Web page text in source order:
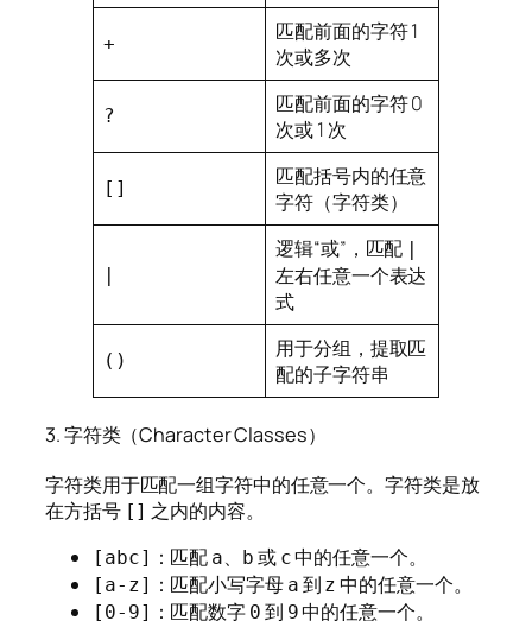
+
匹配前面的字符 1
次或多次
?
匹配前面的字符 0
次或 1 次
[]
匹配括号内的任意
字符（字符类）
逻辑“或”，匹配
左右任意一个表达
式
()
用于分组，提取匹
配的子字符串
3. 字符类（Character Classes）
字符类用于匹配一组字符中的任意一个。字符类是放
在方括号 [] 之内的内容。
[abc] ：匹配 a、 b 或 c中的任意一个。
[a-z] ：匹配小写字母 a 到 z 中的任意一个。
[0-9] ：匹配数字 0 到 9中的任意一个。